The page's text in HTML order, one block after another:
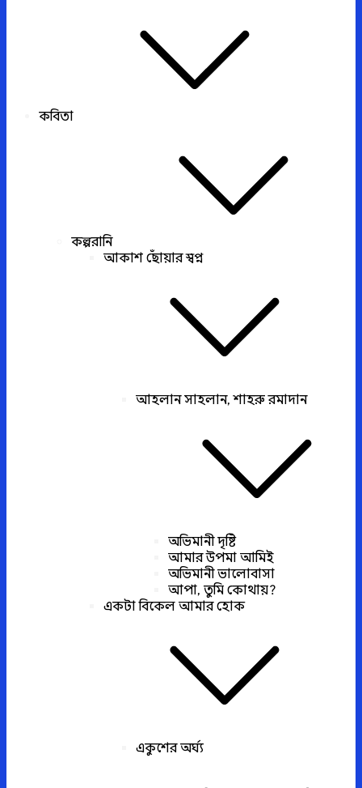
কবিতা
কল্পরানি
আকাশ ছোঁয়ার স্বপ্ন
আহলান সাহলান, শাহরু রমাদান
অভিমানী দৃষ্টি
আমার উপমা আমিই
অভিমানী ভালোবাসা
আপা, তুমি কোথায়?
একটা বিকেল আমার হোক
একুশের অর্ঘ্য